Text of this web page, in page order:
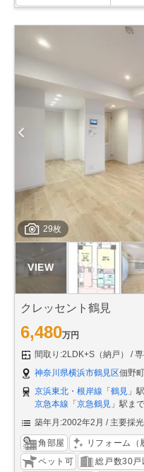
29枚
クレッセント鶴見
6,480万円
間取り:2LDK+S（納戸）
神奈川県横浜市鶴見区佃野
京浜東北・根岸線 「鶴見 」
京急本線 「京急鶴見 」駅ま
築年月:2002年2月
主要採
角部屋 リフォーム（
ペット可
総戸数30戸